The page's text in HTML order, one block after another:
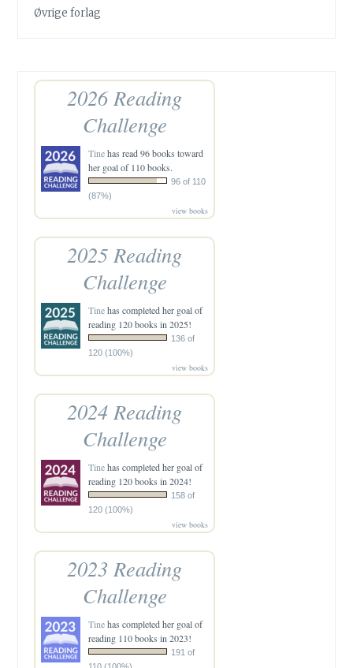
Øvrige forlag
2026 Reading
Challenge
Tinehas read 96 books toward
her goal of 110 books.
96 of 110
(87%)
view books
2025 Reading
Challenge
Tinehas completed her goal of
reading 120 books in 2025!
136 of
120 (100%)
view books
2024 Reading
Challenge
Tinehas completed her goal of
reading 120 books in 2024!
158 of
120 (100%)
view books
2023 Reading
Challenge
Tinehas completed her goal of
reading 110 books in 2023!
191 of